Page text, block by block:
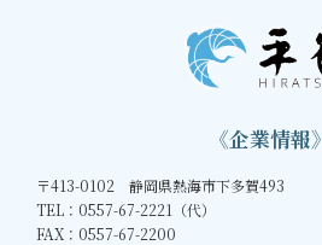
《企業情報》
〒413-0102 静岡県熱海市下多賀493
TEL：0557-67-2221（代）
FAX：0557-67-2200